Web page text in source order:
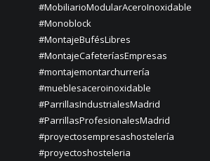
#MobiliarioModularAceroInoxidable
#Monoblock
#MontajeBufésLibres
#MontajeCafeteríasEmpresas
#montajemontarchurrería
#mueblesaceroinoxidable
#ParrillasIndustrialesMadrid
#ParrillasProfesionalesMadrid
#proyectosempresashostelería
#proyectoshosteleria